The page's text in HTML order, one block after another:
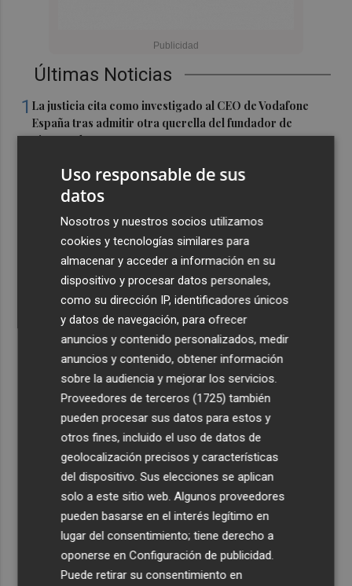
Últimas Noticias
1 La justicia cita como investigado al CEO de Vodafone
España tras admitir otra querella del fundador de
Finetwork
Oysho ocupa la antigua 'flagship' de Nespresso en la
calle Colón de València
El Hospital del Vinalopó se consolida como referente en
la atención al nacimiento
El proyecto 'Gramola' evalúa estrategias sostenibles
para reducir las alteraciones internas de la granada
mollar de Elche
El talento murciano conquista Cimeria: Dagnino ilustra
'Aguas peligrosas' de Conan el Bárbaro
Uso responsable de sus
datos
Nosotros y nuestros socios utilizamos
cookies y tecnologías similares para
almacenar y acceder a información en su
dispositivo y procesar datos personales,
como su dirección IP, identificadores únicos
y datos de navegación, para ofrecer
anuncios y contenido personalizados, medir
anuncios y contenido, obtener información
sobre la audiencia y mejorar los servicios.
Proveedores de terceros (1725) también
pueden procesar sus datos para estos y
otros fines, incluido el uso de datos de
geolocalización precisos y características
del dispositivo. Sus elecciones se aplican
solo a este sitio web. Algunos proveedores
pueden basarse en el interés legítimo en
lugar del consentimiento; tiene derecho a
oponerse enConfiguración de publicidad
Puede retirar su consentimiento en